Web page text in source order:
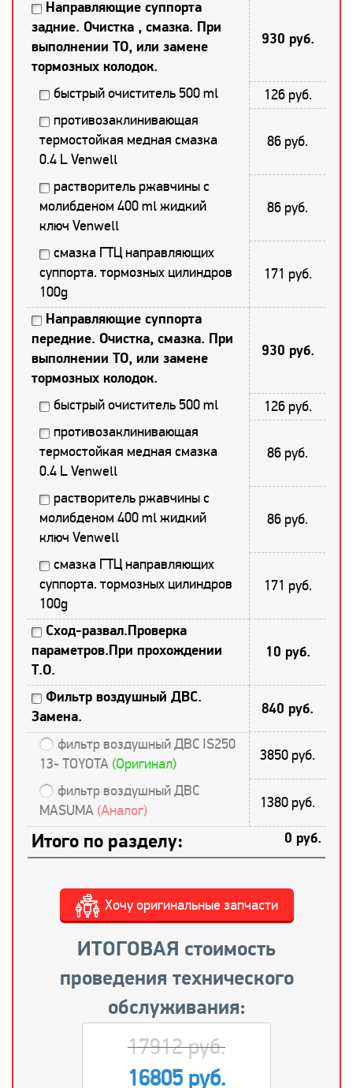
Направляющие суппорта
задние. Очистка , смазка. При
выполнении ТО, или замене
тормозных колодок.
930 руб.
быстрый очиститель 500 ml
126 руб.
противозаклинивающая
термостойкая медная смазка
0.4 L Venwell
86 руб.
растворитель ржавчины с
молибденом 400 ml жидкий
ключ Venwell
86 руб.
смазка ГТЦ направляющих
суппорта. тормозных цилиндров
100g
171 руб.
Направляющие суппорта
передние. Очистка, смазка. При
выполнении ТО, или замене
тормозных колодок.
930 руб.
быстрый очиститель 500 ml
126 руб.
противозаклинивающая
термостойкая медная смазка
0.4 L Venwell
86 руб.
растворитель ржавчины с
молибденом 400 ml жидкий
ключ Venwell
86 руб.
смазка ГТЦ направляющих
суппорта. тормозных цилиндров
100g
171 руб.
Сход-развал.Проверка
параметров.При прохождении
Т.О.
10 руб.
Фильтр воздушный ДВС.
Замена.
840 руб.
фильтр воздушный ДВС IS250
13- TOYOTA (Оригинал) 3850 руб.
фильтр воздушный ДВС
MASUMA (Аналог) 1380 руб.
Итого по разделу: 0 руб.
ИТОГОВАЯ стоимость
проведения технического
обслуживания:
Хочу оригинальные запчасти
17912 руб.
16805 руб.